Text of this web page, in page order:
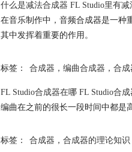
什么是减法合成器 FL Studio里有减
在音乐制作中，音频合成器是一种
其中发挥着重要的作用。
标签： 合成器 ， 编曲合成器 ， 合成
FL Studio合成器在哪 FL Studio合成
编曲在之前的很长一段时间中都是
标签： 合成器 ， 合成器的理论知识